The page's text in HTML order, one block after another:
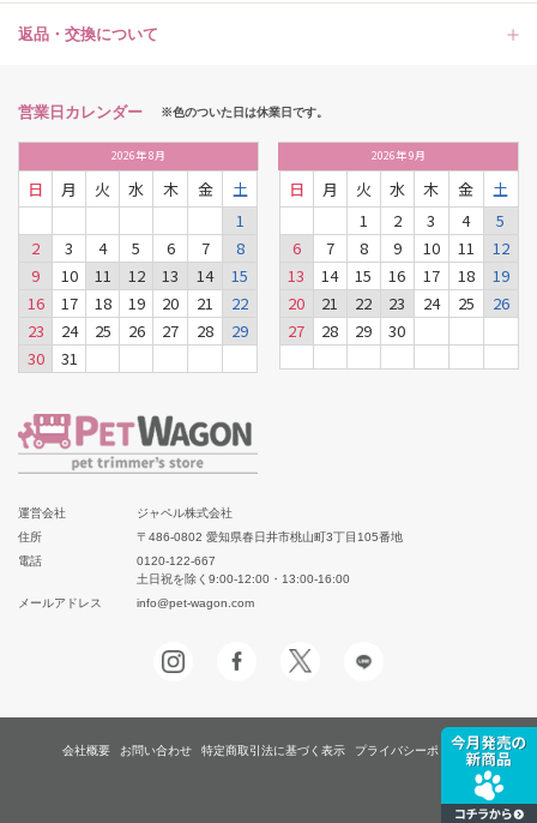
返品・交換について
営業日カレンダー ※色のついた日は休業日です。
2026年8月
日 月 火 水 木 金
土
1
2
3 4 5 6 7
8
9
10 11 12 13 14
15
16
17 18 19 20 21
22
23
24 25 26 27 28
29
30
31
2026年9月
日 月 火 水 木 金
土
1
2 3 4
5
6
7 8 9 10 11
12
13
14 15 16 17 18
19
20
21 22 23 24 25
26
27
28 29 30
運営会社
ジャペル株式会社
住所
〒486-0802 愛知県春日井市桃山町3丁目105番地
電話
0120-122-667
土日祝を除く9:00-12:00・13:00-16:00
メールアドレス
info@pet-wagon.com
会社概要 お問い合わせ 特定商取引法に基づく表示 プライバシーポリシー